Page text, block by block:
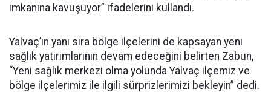
imkanına kavuşuyor” ifadelerini kullandı.
Yalvaç’ın yanı sıra bölge ilçelerini de kapsayan yeni
sağlık yatırımlarının devam edeceğini belirten Zabun,
“Yeni sağlık merkezi olma yolunda Yalvaç ilçemiz ve
bölge ilçelerimiz ile ilgili sürprizlerimizi bekleyin” dedi.